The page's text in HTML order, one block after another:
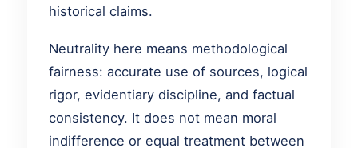
historical claims.
Neutrality here means methodological
fairness: accurate use of sources, logical
rigor, evidentiary discipline, and factual
consistency. It does not mean moral
indifference or equal treatment between